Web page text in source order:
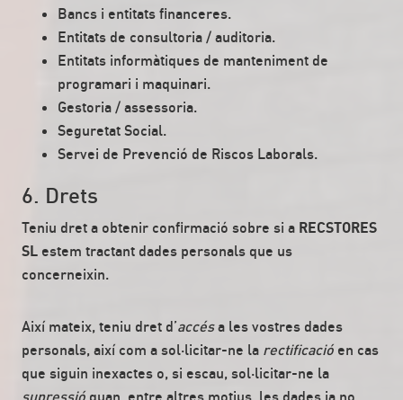
Bancs i entitats financeres.
Entitats de consultoria / auditoria.
Entitats informàtiques de manteniment de
programari i maquinari.
Gestoria / assessoria.
Seguretat Social.
Servei de Prevenció de Riscos Laborals.
6. Drets
Teniu dret a obtenir confirmació sobre si a RECSTORES
SL estem tractant dades personals que us
concerneixin.
Així mateix, teniu dret d’accésa les vostres dades
personals, així com a sol·licitar-ne la rectificació en cas
que siguin inexactes o, si escau, sol·licitar-ne la
supressió quan, entre altres motius, les dades ja no